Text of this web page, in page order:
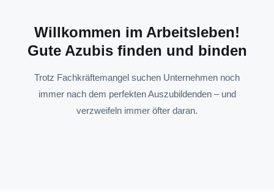
Willkommen im Arbeitsleben!
Gute Azubis finden und binden
Trotz Fachkräftemangel suchen Unternehmen noch
immer nach dem perfekten Auszubildenden – und
verzweifeln immer öfter daran.